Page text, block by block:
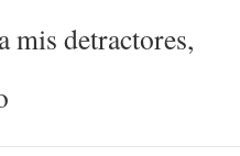
mis detractores,